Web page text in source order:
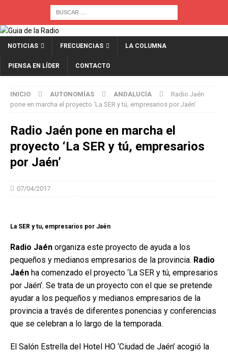
NOTICIAS FRECUENCIAS LA COLUMNA
PIENSA EN LÍDER CONTACTO
INICIO AUTONOMÍAS ANDALUCÍA
Radio Jaén
pone en marcha el proyecto ‘La SER y tú, empresarios por Jaén’
Radio Jaén pone en marcha el
proyecto ‘La SER y tú, empresarios
por Jaén’
07/04/2017
La SER y tu, empresarios por Jaén
Radio Jaén organiza este proyecto de ayuda a los
pequeños y medianos empresarios de la provincia. Radio
Jaén ha comenzado el proyecto ‘La SER y tú, empresarios
por Jaén’. Se trata de un proyecto con el que se pretende
ayudar a los pequeños y medianos empresarios de la
provincia a través de diferentes ponencias y conferencias
que se celebran a lo largo de la temporada.
El Salón Estrella del Hotel HO ‘Ciudad de Jaén’ acogió la